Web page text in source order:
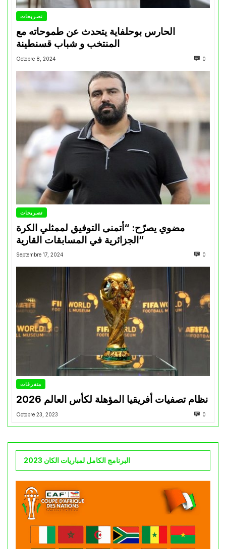
تصريحات
الحارس بوحلفاية يتحدث عن طموحاته مع
المنتخب و شباب قسنطينة
Octobre 8, 2024 0
تصريحات
مضوي يصرّح: “أتمنى التوفيق لممثلي الكرة
الجزائرية في المسابقات القارية”
Septembre 17, 2024 0
متفرقات
نظام تصفيات أفريقيا المؤهلة لكأس العالم 2026
Octobre 23, 2023 0
البرنامج الكامل لمباريات الكان 2023